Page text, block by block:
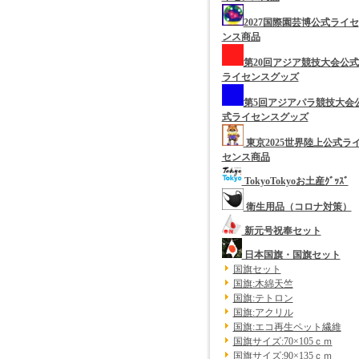
2027国際園芸博公式ライセ
ンス商品
第20回アジア競技大会公式
ライセンスグッズ
第5回アジアパラ競技大会
式ライセンスグッズ
東京2025世界陸上公式ラ
センス商品
TokyoTokyoお土産ｸﾞｯｽﾞ
衛生用品（コロナ対策）
新元号祝奉セット
日本国旗・国旗セット
国旗セット
国旗:木綿天竺
国旗:テトロン
国旗:アクリル
国旗:エコ再生ペット繊維
国旗サイズ:70×105ｃｍ
国旗サイズ:90×135ｃｍ